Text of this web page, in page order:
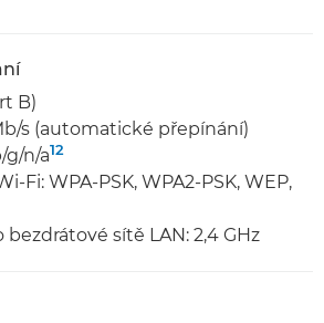
B)
s (automatické přepínání)
g/n/a12
Fi: WPA-PSK, WPA2-PSK, WEP,
sítě LAN: 2,4 GHz